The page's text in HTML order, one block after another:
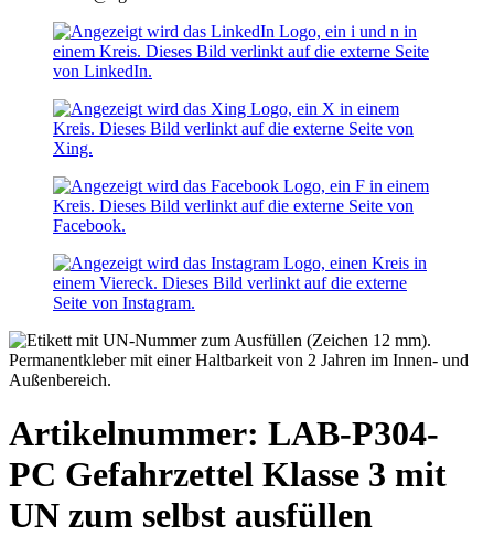
Artikelnummer: LAB-P304-
PC Gefahrzettel Klasse 3 mit
UN zum selbst ausfüllen